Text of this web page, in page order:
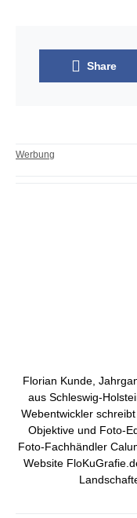
Share
Werbung
Florian Kunde,
aus Schleswig-
Webentwickler
Objektive und Foto-
Foto-Fachhändler
Website